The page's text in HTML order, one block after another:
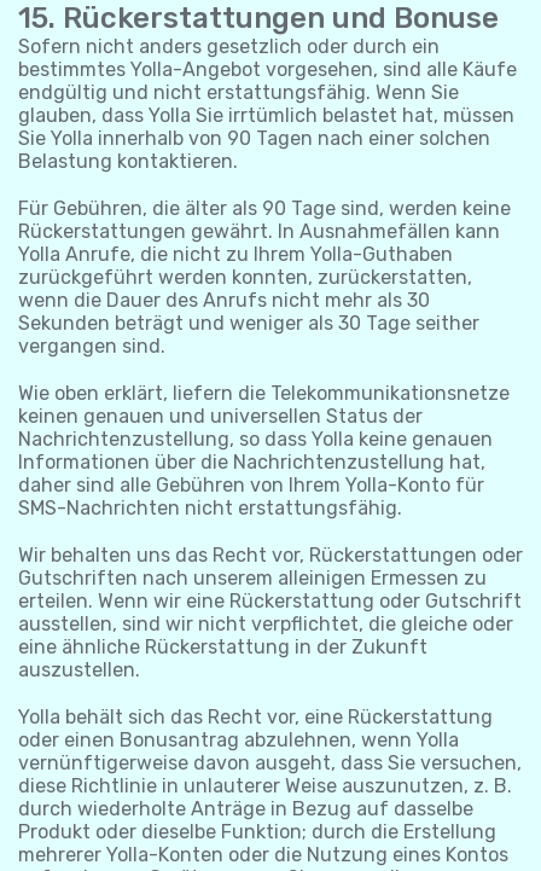
15. Rückerstattungen und Bonuse
Sofern nicht anders gesetzlich oder durch ein
bestimmtes Yolla-Angebot vorgesehen, sind alle Käufe
endgültig und nicht erstattungsfähig. Wenn Sie
glauben, dass Yolla Sie irrtümlich belastet hat, müssen
Sie Yolla innerhalb von 90 Tagen nach einer solchen
Belastung kontaktieren.
Für Gebühren, die älter als 90 Tage sind, werden keine
Rückerstattungen gewährt. In Ausnahmefällen kann
Yolla Anrufe, die nicht zu Ihrem Yolla-Guthaben
zurückgeführt werden konnten, zurückerstatten,
wenn die Dauer des Anrufs nicht mehr als 30
Sekunden beträgt und weniger als 30 Tage seither
vergangen sind.
Wie oben erklärt, liefern die Telekommunikationsnetze
keinen genauen und universellen Status der
Nachrichtenzustellung, so dass Yolla keine genauen
Informationen über die Nachrichtenzustellung hat,
daher sind alle Gebühren von Ihrem Yolla-Konto für
SMS-Nachrichten nicht erstattungsfähig.
Wir behalten uns das Recht vor, Rückerstattungen oder
Gutschriften nach unserem alleinigen Ermessen zu
erteilen. Wenn wir eine Rückerstattung oder Gutschrift
ausstellen, sind wir nicht verpflichtet, die gleiche oder
eine ähnliche Rückerstattung in der Zukunft
auszustellen.
Yolla behält sich das Recht vor, eine Rückerstattung
oder einen Bonusantrag abzulehnen, wenn Yolla
vernünftigerweise davon ausgeht, dass Sie versuchen,
diese Richtlinie in unlauterer Weise auszunutzen, z. B.
durch wiederholte Anträge in Bezug auf dasselbe
Produkt oder dieselbe Funktion; durch die Erstellung
mehrerer Yolla-Konten oder die Nutzung eines Kontos